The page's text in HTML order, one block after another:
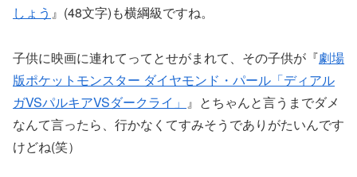
しょう 』(48文字)も横綱級ですね。
子供に映画に連れてってとせがまれて、その子供が『劇場
版ポケットモンスター ダイヤモンド・パール「ディアル
ガVSパルキアVSダークライ」 』とちゃんと言うまでダメ
なんて言ったら、行かなくてすみそうでありがたいんです
けどね(笑）